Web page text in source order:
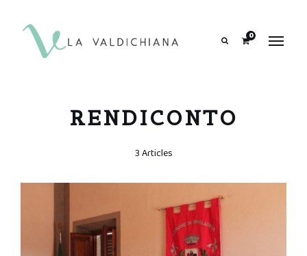
0
RENDICONTO
3 Articles